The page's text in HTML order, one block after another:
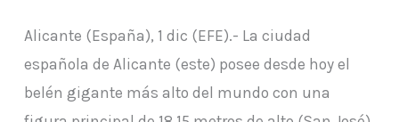
Alicante (España), 1 dic (EFE).- La ciudad
española de Alicante (este) posee desde hoy el
belén gigante más alto del mundo con una
a
Monterrey